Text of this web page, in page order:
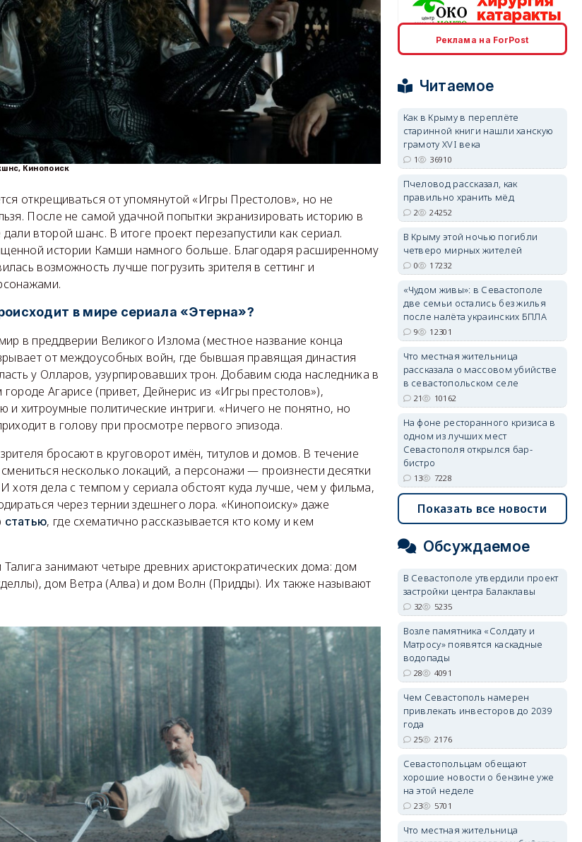
Кинопоиск
открещиваться от упомянутой «Игры Престолов», но не
После не самой удачной попытки экранизировать историю в
второй шанс. В итоге проект перезапустили как сериал.
истории Камши намного больше. Благодаря расширенному
возможность лучше погрузить зрителя в сеттинг и
в мире сериала «Этерна»?
в преддверии Великого Излома (местное название конца
от междоусобных войн, где бывшая правящая династия
у Олларов, узурпировавших трон. Добавим сюда наследника в
Агарисе (привет, Дейнерис из «Игры престолов»),
и хитроумные политические интриги. «Ничего не понятно, но
в голову при просмотре первого эпизода.
бросают в круговорот имён, титулов и домов. В течение
несколько локаций, а персонажи — произнести десятки
хотя дела с темпом у сериала обстоят куда лучше, чем у фильма,
через тернии здешнего лора. «Кинопоиску» даже
статью, где схематично рассказывается кто кому и кем
занимают четыре древних аристократических дома: дом
дом Ветра (Алва) и дом Волн (Придды). Их также называют
erid: 2SDnjcrDNw6
erid: 2SDnjdPjgYS
erid: 2SDnjdvhGXG
Реклама на ForPost
Читаемое
Как в Крыму в переплёте
старинной книги нашли ханскую
грамоту XVI века
1 36910
Пчеловод рассказал, как
правильно хранить мёд
2 24252
В Крыму этой ночью погибли
четверо мирных жителей
0 17232
«Чудом живы»: в Севастополе
две семьи остались без жилья
после налёта украинских БПЛА
9 12301
Что местная жительница
рассказала о массовом убийстве
в севастопольском селе
21 10162
На фоне ресторанного кризиса в
одном из лучших мест
Севастополя открылся бар-
бистро
13 7228
Показать все новости
Обсуждаемое
В Севастополе утвердили проект
застройки центра Балаклавы
32 5235
Возле памятника «Солдату и
Матросу» появятся каскадные
водопады
28 4091
Чем Севастополь намерен
привлекать инвесторов до 2039
года
25 2176
Севастопольцам обещают
хорошие новости о бензине уже
на этой неделе
23 5701
Что местная жительница